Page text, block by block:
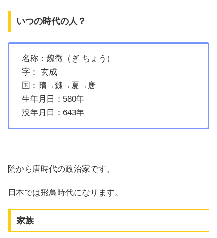
いつの時代の人？
名称：魏徵（ぎ ちょう）
字： 玄成
国：隋→魏→夏→唐
生年月日：580年
没年月日：643年
隋から唐時代の政治家です。
日本では飛鳥時代になります。
家族